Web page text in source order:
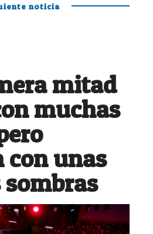
noticia
mitad
muchas
unas